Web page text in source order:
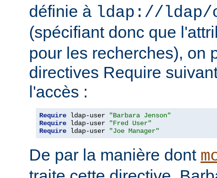
définie à ldap://ldap/
(spécifiant donc que
pour les recherches), on
directives Require
l'accès :
Require ldap-user
"Barbara Jenson"
Require ldap-user
"Fred User"
Require ldap-user "Joe Manager"
De par la manière dont